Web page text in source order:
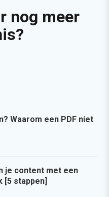
nog meer
Waarom een PDF niet
je content met een
[5 stappen]